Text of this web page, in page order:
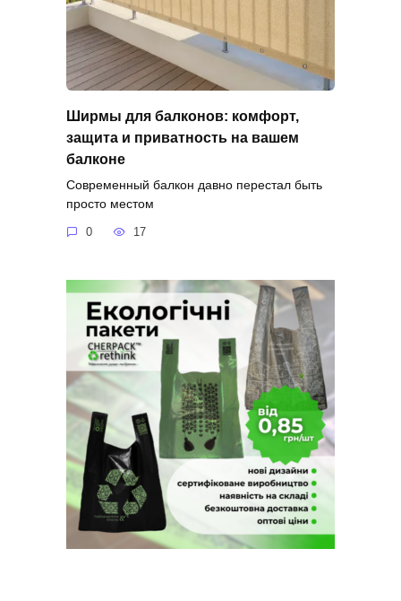
Ширмы для балконов: комфорт,
защита и приватность на вашем
балконе
Современный балкон давно перестал быть
просто местом
0 17